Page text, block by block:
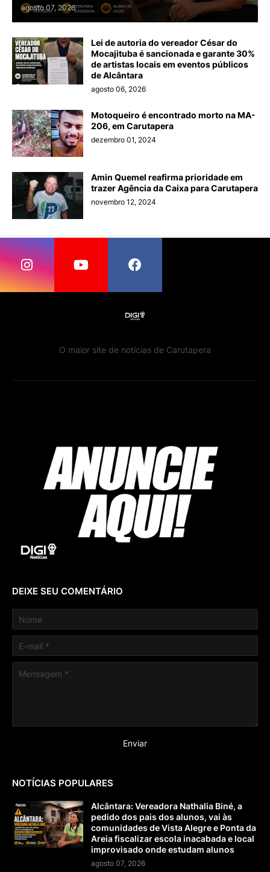
agosto 07, 2026
Lei de autoria do vereador César do
Mocajituba é sancionada e garante 30%
de artistas locais em eventos públicos
de Alcântara
agosto 06, 2026
Motoqueiro é encontrado morto na MA-
206, em Carutapera
dezembro 01, 2024
Amin Quemel reafirma prioridade em
trazer Agência da Caixa para Carutapera
novembro 12, 2024
O maior site de notícias de Carutapera
DEIXE SEU COMENTÁRIO
NOTÍCIAS POPULARES
Alcântara: Vereadora Nathalia Biné, a
pedido dos pais dos alunos, vai às
comunidades de Vista Alegre e Ponta da
Areia fiscalizar escola inacabada e local
improvisado onde estudam alunos
agosto 07, 2026